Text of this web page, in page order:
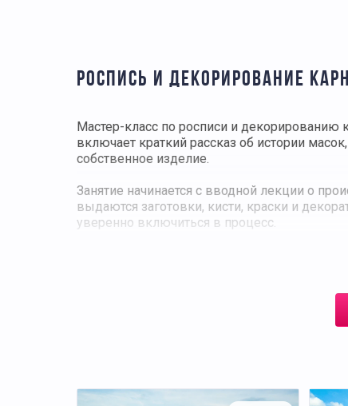
РОСПИСЬ И ДЕКОРИРОВАНИЕ
Мастер-класс по росписи и
включает краткий рассказ об истории
собственное изделие.
Занятие начинается с вводной лекции о
выдаются заготовки, кисти, краски и
уверенно включиться в процесс.
В ходе практической части можно
Особое внимание уделяется аккуратности
становится готовая маска, которую каждый
Мастер-класс развивает художественное
подходит как для индивидуальных